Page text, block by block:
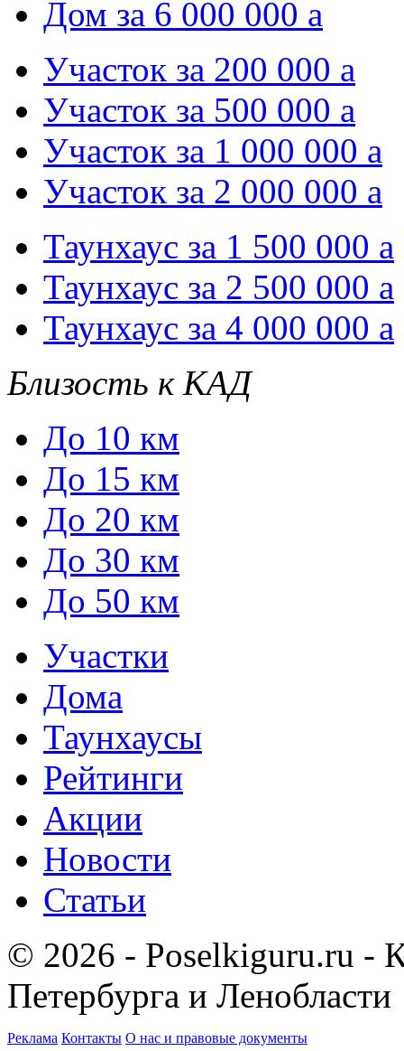
Дом за 6 000 000 a
Участок за 200 000 a
Участок за 500 000 a
Участок за 1 000 000 a
Участок за 2 000 000 a
Таунхаус за 1 500 000 a
Таунхаус за 2 500 000 a
Таунхаус за 4 000 000 a
Близость к КАД
До 10 км
До 15 км
До 20 км
До 30 км
До 50 км
Участки
Дома
Таунхаусы
Рейтинги
Акции
Новости
Статьи
© 2026 - Poselkiguru.ru -
Петербурга и Ленобласти
Реклама Контакты О нас и правовые документы